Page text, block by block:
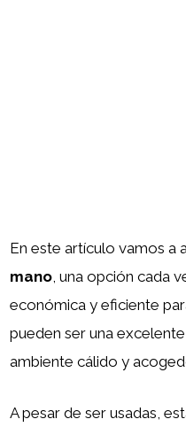
En este artículo vamos a
mano, una opción cada
económica y eficiente
pueden ser una
ambiente cálido y
A pesar de ser usadas,